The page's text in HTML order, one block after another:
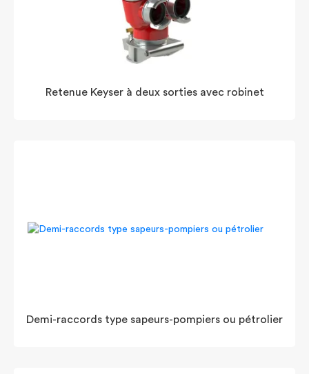
Retenue Keyser à deux sorties avec robinet
Demi-raccords type sapeurs-pompiers ou pétrolier